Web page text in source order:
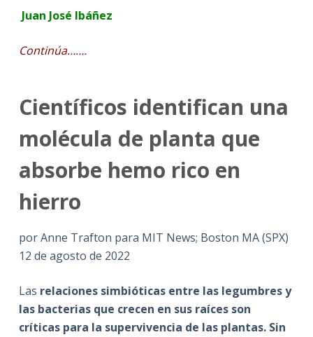
Juan José Ibáñez
Continúa…….
Científicos identifican una
molécula de planta que
absorbe hemo rico en
hierro
por Anne Trafton para MIT News; Boston MA (SPX)
12 de agosto de 2022
Las relaciones simbióticas entre las legumbres y
las bacterias que crecen en sus raíces son
críticas para la supervivencia de las plantas. Sin